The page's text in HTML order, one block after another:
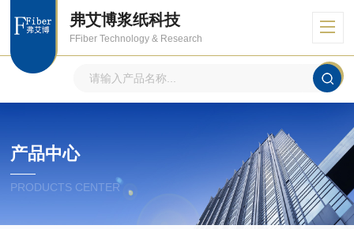
弗艾博浆纸科技
FFiber Technology & Research
产品中心
PRODUCTS CENTER